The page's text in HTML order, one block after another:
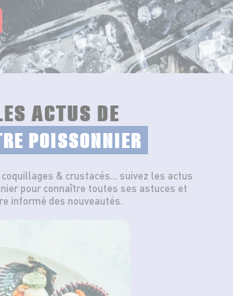
ACTUS DE
POISSONNIER
& crustacés… suivez les actus
pour connaître toutes ses astuces et
informé des nouveautés.